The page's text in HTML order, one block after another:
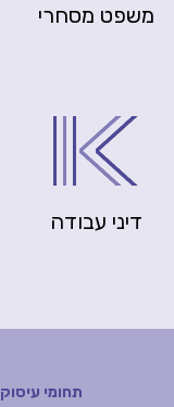
משפט מסחרי
דיני עבודה
תחומי עיסוק